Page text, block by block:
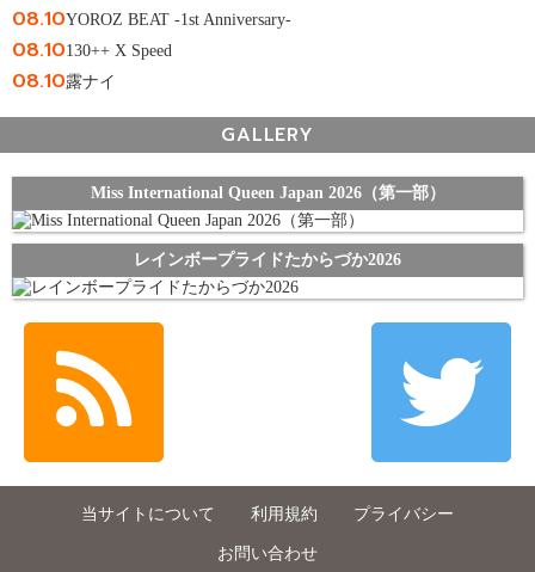
08.10YOROZ BEAT -1st Anniversary-
08.10130++ X Speed
08.10露ナイ
GALLERY
Miss International Queen Japan 2026（第一部）
レインボープライドたからづか2026
当サイトについて 利用規約 プライバシー
お問い合わせ